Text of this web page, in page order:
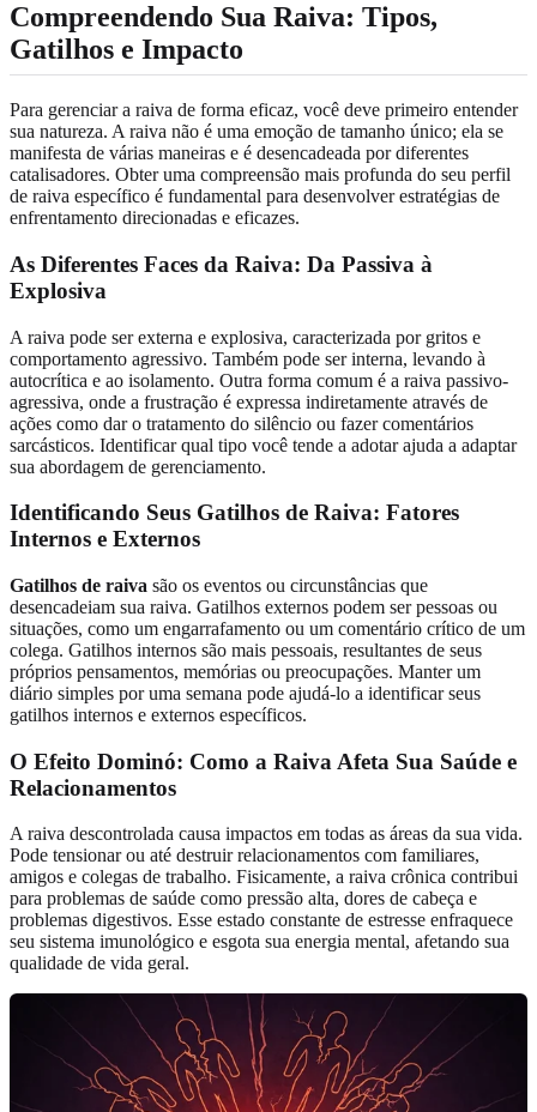
Compreendendo Sua Raiva: Tipos,
Gatilhos e Impacto
Para gerenciar a raiva de forma eficaz, você deve primeiro entender
sua natureza. A raiva não é uma emoção de tamanho único; ela se
manifesta de várias maneiras e é desencadeada por diferentes
catalisadores. Obter uma compreensão mais profunda do seu perfil
de raiva específico é fundamental para desenvolver estratégias de
enfrentamento direcionadas e eficazes.
As Diferentes Faces da Raiva: Da Passiva à
Explosiva
A raiva pode ser externa e explosiva, caracterizada por gritos e
comportamento agressivo. Também pode ser interna, levando à
autocrítica e ao isolamento. Outra forma comum é a raiva passivo-
agressiva, onde a frustração é expressa indiretamente através de
ações como dar o tratamento do silêncio ou fazer comentários
sarcásticos. Identificar qual tipo você tende a adotar ajuda a adaptar
sua abordagem de gerenciamento.
Identificando Seus Gatilhos de Raiva: Fatores
Internos e Externos
Gatilhos de raiva são os eventos ou circunstâncias que
desencadeiam sua raiva. Gatilhos externos podem ser pessoas ou
situações, como um engarrafamento ou um comentário crítico de um
colega. Gatilhos internos são mais pessoais, resultantes de seus
próprios pensamentos, memórias ou preocupações. Manter um
diário simples por uma semana pode ajudá-lo a identificar seus
gatilhos internos e externos específicos.
O Efeito Dominó: Como a Raiva Afeta Sua Saúde e
Relacionamentos
A raiva descontrolada causa impactos em todas as áreas da sua vida.
Pode tensionar ou até destruir relacionamentos com familiares,
amigos e colegas de trabalho. Fisicamente, a raiva crônica contribui
para problemas de saúde como pressão alta, dores de cabeça e
problemas digestivos. Esse estado constante de estresse enfraquece
seu sistema imunológico e esgota sua energia mental, afetando sua
qualidade de vida geral.